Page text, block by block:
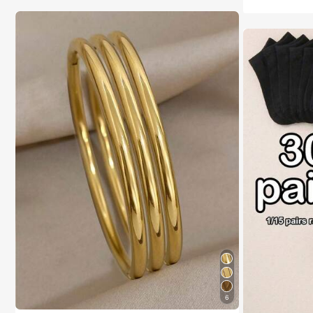
6
es voyages, la
ord de mer, la
e, ventilateur
able